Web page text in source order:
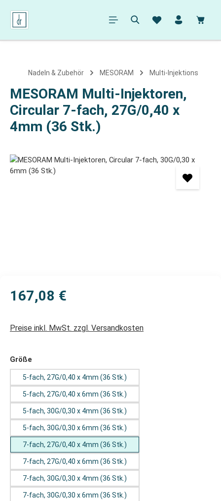
springen
Nadeln & Zubehör MESORAM Multi-Injektions
MESORAM Multi-Injektoren,
Circular 7-fach, 27G/0,40 x
4mm (36 Stk.)
Bildergalerie überspringen
167,08 €
Preise inkl. MwSt. zzgl. Versandkosten
Größe
5-fach, 27G/0,40 x 4mm (36 Stk.)
5-fach, 27G/0,40 x 6mm (36 Stk.)
5-fach, 30G/0,30 x 4mm (36 Stk.)
5-fach, 30G/0,30 x 6mm (36 Stk.)
7-fach, 27G/0,40 x 4mm (36 Stk.)
7-fach, 27G/0,40 x 6mm (36 Stk.)
7-fach, 30G/0,30 x 4mm (36 Stk.)
7-fach, 30G/0,30 x 6mm (36 Stk.)